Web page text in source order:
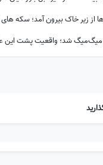
میگ‌میگ شد؛ واقعیت پشت